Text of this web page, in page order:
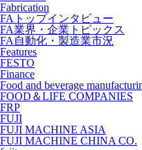
Fabrication
FAトップインタビュー
FA業界・企業トピックス
FA自動化・製造業市況
Features
FESTO
Finance
Food and beverage
FOOD＆LIFE COMPANIES
FRP
FUJI
FUJI MACHINE ASIA
FUJI MACHINE CHINA CO.